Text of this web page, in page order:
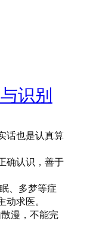
识别
话也是认真算
确认识，善于
、多梦等症
动求医。
漫，不能完